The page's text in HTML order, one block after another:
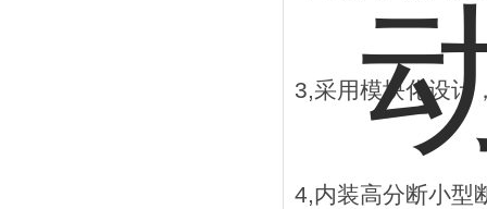
3,采用模块化设计
4,内装高分断小型